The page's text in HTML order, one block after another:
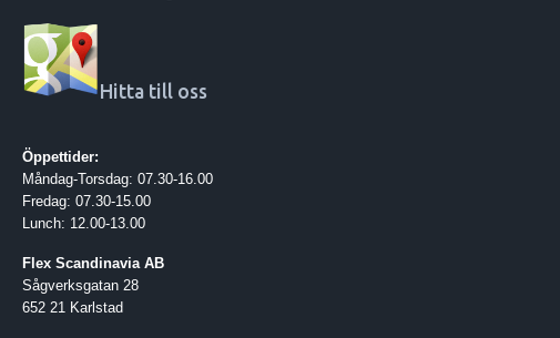
Hitta till oss
Öppettider:
Måndag-Torsdag: 07.30-16.00
Fredag: 07.30-15.00
Lunch: 12.00-13.00
Flex Scandinavia AB
Sågverksgatan 28
652 21 Karlstad